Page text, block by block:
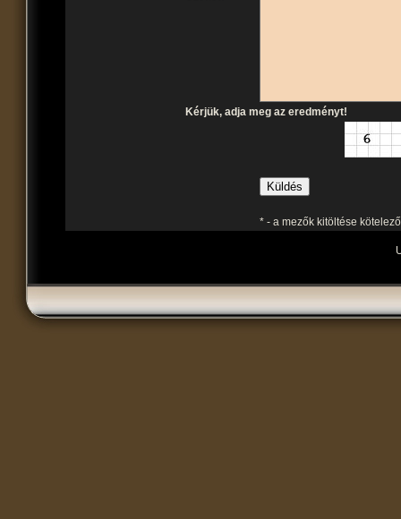
Kérjük, adja meg az eredményt!
* - a mezők kitöltése kötelező